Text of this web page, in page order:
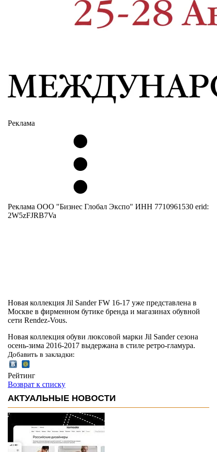
Реклама
Реклама ООО "Бизнес Глобал Экспо" ИНН 7710961530 erid:
2W5zFJRB7Va
Новая коллекция Jil Sander FW 16-17 уже представлена в
Москве в фирменном бутике бренда и магазинах обувной
сети Rendez-Vous.
Новая коллекция обуви люксовой марки Jil Sander сезона
осень-зима 2016-2017 выдержана в стиле ретро-гламура.
Добавить в закладки:
Рейтинг
Возврат к списку
АКТУАЛЬНЫЕ НОВОСТИ